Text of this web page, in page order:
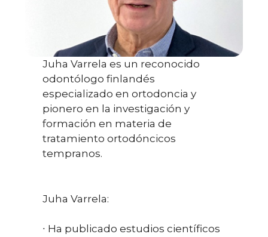
Juha Varrela es un reconocido
odontólogo finlandés
especializado en ortodoncia y
pionero en la investigación y
formación en materia de
tratamiento ortodóncicos
tempranos.
Juha Varrela:
∙ Ha publicado estudios científicos